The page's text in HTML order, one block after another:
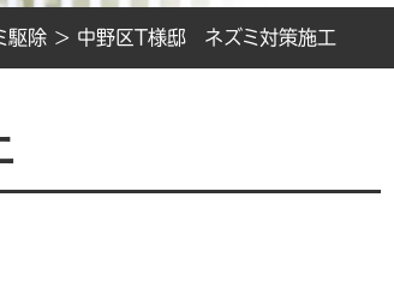
駆除 > 中野区T様邸 ネズミ対策施工